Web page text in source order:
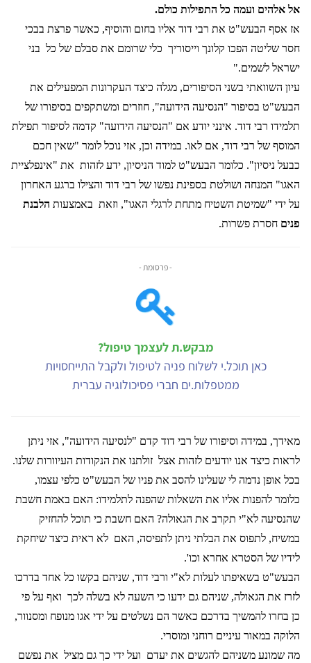
אל אלהים ועמה כל התפילות כולם.
אז אסף הבעש"ט את רבי דוד אליו בחום והוסיף, כאשר פרצת בבכי
חסר שליטה הפכו קלונך וייסוריך כלי שרומם את סבלם של כל בני
ישראל לשמים."
עיון השוואתי בשני הסיפורים, מגלה כיצד העקרונות המפעילים את
הבעש"ט בסיפור "הנסיעה הידועה", חוזרים ומשתקפים בסיפורו של
תלמידו רבי דוד. אינני יודע אם "הנסיעה הידועה" קדמה לסיפור תפילת
המוסף של רבי דוד, אם לאו. במידה וכן, אזי נוכל לומר "שאין חכם
כבעל ניסיון". כלומר הבעש"ט למוד הניסיון, ידע לזהות את "אינפלציית
האגו" המנחה ושולטת בספינת נפשו של רבי דוד והצילו ברגע האחרון
על ידי "שמיטת השטיח מתחת לרגלי האגו", וזאת באמצעות הלבנת
פנים חסרת פשרות.
- פרסומת -
מבקש.ת לעצמך טיפול?
כאן תוכל.י לשלוח פניה לטיפול ולקבל התייחסויות
ממטפלות.ים חברי פסיכולוגיה עברית
מאידך, במידה וסיפורו של רבי דוד קדם "לנסיעה הידועה", אזי ניתן
לראות כיצד אנו יודעים לזהות אצל זולתנו את הנקודות העיוורות שלנו.
בכל אופן נדמה לי שעלינו להסב את פניו של הבעש"ט כלפי עצמו,
כלומר להפנות אליו את השאלות שהפנה לתלמידו: האם באמת חשבת
שהנסיעה לא"י תקרב את הגאולה? האם חשבת כי תוכל להחזיק
במשיח, לתפוס את הבלתי ניתן לתפיסה, האם לא ראית כיצד שיחקת
לידיו של הסטרא אחרא וכו'.
הבעש"ט בשאיפתו לעלות לא"י ורבי דוד, שניהם בקשו כל אחד בדרכו
לזרז את הגאולה, שניהם גם ידעו כי השעה לא בשלה לכך ואף על פי
כן בחרו להמשיך בדרכם כאשר הם נשלטים על ידי אגו מנופח ומסנוור,
הלוקה במאור עיניים רוחני ומוסרי.
מה שמונע משניהם להגשים את יעדם ועל ידי כך גם מציל את נפשם